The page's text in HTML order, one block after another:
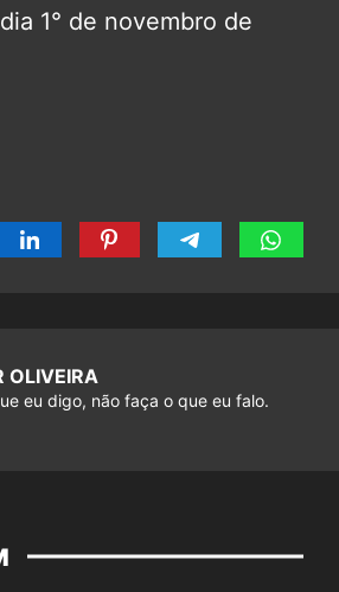
1° de novembro de
OLIVEIRA
eu digo, não faça o que eu falo.